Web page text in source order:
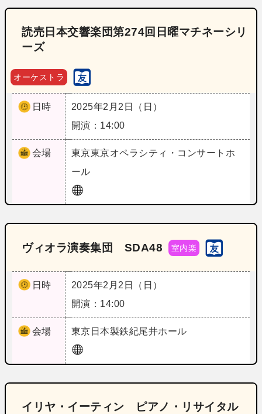
読売日本交響楽団第274回日曜マチネーシリ
ーズ
オーケストラ
日時
2025年2月2日（日）
開演：14:00
会場 東京東京オペラシティ・コンサートホ
ール
ヴィオラ演奏集団 SDA48 室内楽
日時
2025年2月2日（日）
開演：14:00
会場 東京 日本製鉄紀尾井ホール
イリヤ・イーティン ピアノ・リサイタル